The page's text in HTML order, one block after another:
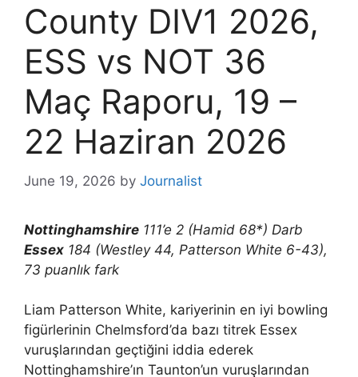
County DIV1 2026,
ESS vs NOT 36
Maç Raporu, 19 –
22 Haziran 2026
June 19, 2026 by Journalist
Nottinghamshire 111’e 2 (Hamid 68*) Darb
Essex 184 (Westley 44, Patterson White 6-43),
73 puanlık fark
Liam Patterson White, kariyerinin en iyi bowling
figürlerinin Chelmsford’da bazı titrek Essex
vuruşlarından geçtiğini iddia ederek
Nottinghamshire’ın Taunton’un vuruşlarından